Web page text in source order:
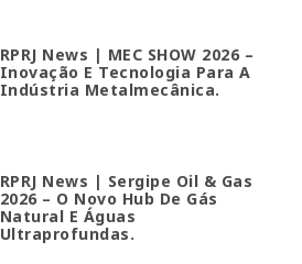
RPRJ News | MEC SHOW 2026 –
Inovação E Tecnologia Para A
Indústria Metalmecânica.
RPRJ News | Sergipe Oil & Gas
2026 – O Novo Hub De Gás
Natural E Águas
Ultraprofundas.